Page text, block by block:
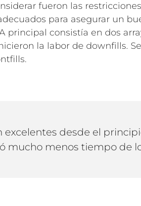
fueron las
para asegurar un
principal consistía en dos
la labor de downfills.
excelentes desde el
mucho menos tiempo de